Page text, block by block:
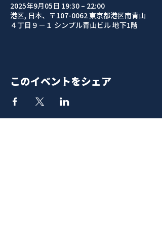
2025年9月05日 19:30 – 22:00
港区, 日本、〒107-0062 東京都港区南青山
４丁目９−１ シンプル青山ビル 地下1階
このイベントをシェア